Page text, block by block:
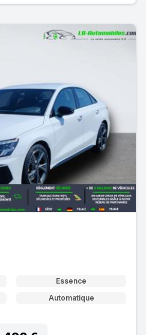
Essence
Automatique